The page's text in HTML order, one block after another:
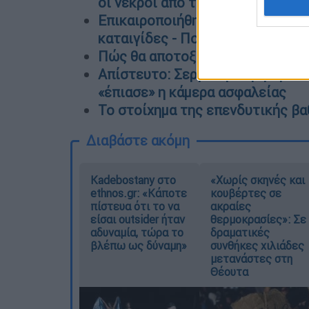
Επικαιροποιήθηκε το έκτακτο
καταιγίδες - Πού θα «χτυπήσει»
Πώς θα αποτοξινωθούμε από
Απίστευτο: Σερβιτόρα
«έπιασε» η κάμερα ασφαλείας
Το στοίχημα της επενδυτικής
Διαβάστε ακόμη
Kadebostany στο
ethnos.gr: «Κάποτε
πίστευα ότι το να
είσαι outsider ήταν
αδυναμία, τώρα το
βλέπω ως δύναμη»
«Χωρίς σκηνές και
κουβέρτες σε
ακραίες
θερμοκρασίες»: Σε
δραματικές
συνθήκες χιλιάδες
μετανάστες στη
Θέουτα